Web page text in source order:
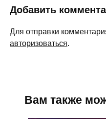
Добавить
Для отправки
авторизоваться.
Вам также